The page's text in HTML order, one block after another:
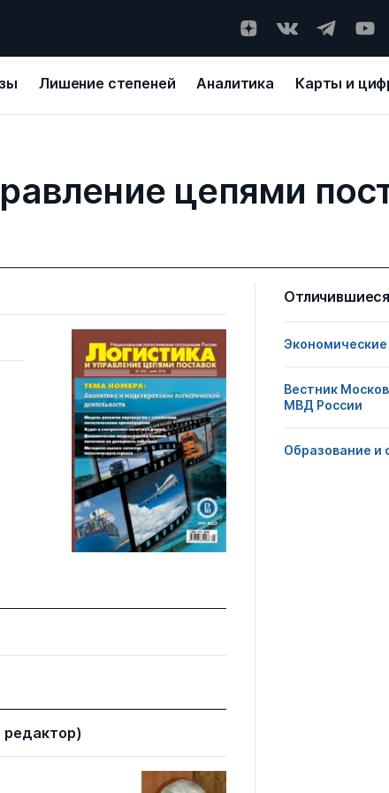
Лишение степеней Аналитика Карты и
цепями
Экономические
Вестник
МВД России
Образование и